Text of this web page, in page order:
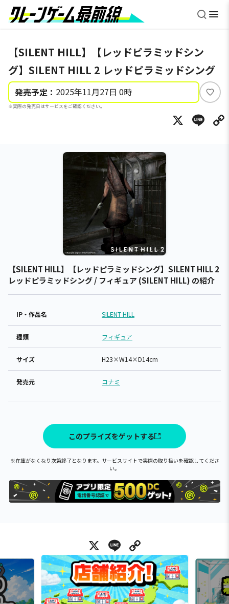
【SILENT HILL】【レッドピラミッドシン
グ】SILENT HILL 2 レッドピラミッドシング
発売予定： 2025年11月27日 0時
※実際の発売日はサービスをご確認ください。
い
ね
X
【SILENT HILL】【レッドピラミッドシング】SILENT HILL 2
レッドピラミッドシング / フィギュア (SILENT HILL) の紹介
IP・作品名 SILENT HILL
種類 フィギュア
サイズ H23×W14×D14cm
発売元 コナミ
このプライズをゲットする
※在庫がなくなり次第終了となります。サービスサイトで実際の取り扱いを確認してくださ
い。
X Line